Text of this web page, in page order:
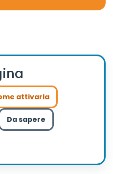
attivarla
Da sapere